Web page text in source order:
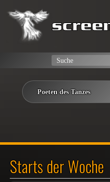
Poeten des Tanzes
Starts der Woche